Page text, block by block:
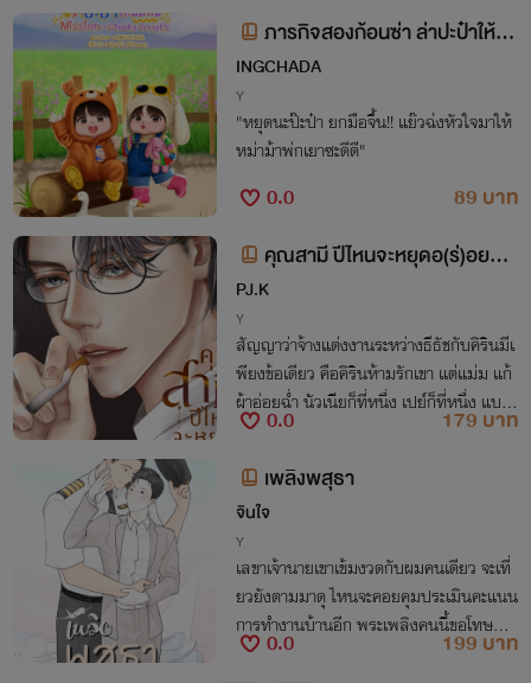
นครั้งแรก แต่สำหรับอีกคน เขาไม่เคยลืมเสี
ยงร้องเพลงของรุ่นน้องคนนั้นเลย
ภารกิจสองก้อนซ่า ล่าปะป๋าให้มัม
หมี Mission of Cheeky Dough's
[MPREG]
INGCHADA
Y
"หยุดนะป๊ะป๋า ยกมือจึ้น!! แย๊วฉ่งหัวใจมาให้
หม่าม้าพ่กเยาซะดีดี"
0.0
89 บาท
คุณสามี ปีไหนจะหยุดอ(ร่)อยครั
บ! (อ่านฟรี)
PJ.K
Y
สัญญาว่าจ้างแต่งงานระหว่างธีธัชกับคิรินมีเ
พียงข้อเดียว คือคิรินห้ามรักเขา แต่แม่ม แก้
ผ้าอ่อยฉ่ำ นัวเนียก็ที่หนึ่ง เปย์ก็ที่หนึ่ง แบบ
นี้แล้ว...ใครสงสารคิรินบ้าง!!!
0.0
179 บาท
เพลิงพสุธา
จินใจ
Y
เลขาเจ้านายเขาเข้มงวดกับผมคนเดียว จะเที่
ยวยังตามมาดุ ไหนจะคอยคุมประเมินคะแนน
การทำงานบ้านอีก พระเพลิงคนนี้ขอโทษก็ได้
ที่ตัดหญ้าไม่เก่ง ดูแลสวนไม่ดี แต่คะแนนเรื่อ
0.0 199 บาท